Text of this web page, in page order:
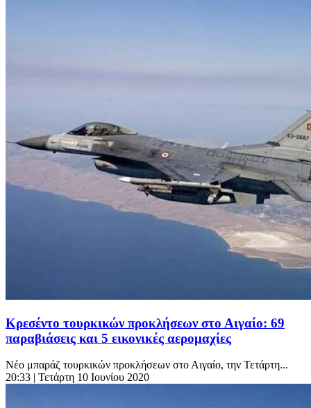
Κρεσέντο τουρκικών προκλήσεων στο Αιγαίο: 69
παραβιάσεις και 5 εικονικές αερομαχίες
Νέο μπαράζ τουρκικών προκλήσεων στο Αιγαίο, την Τετάρτη...
20:33 | Τετάρτη 10 Ιουνίου 2020